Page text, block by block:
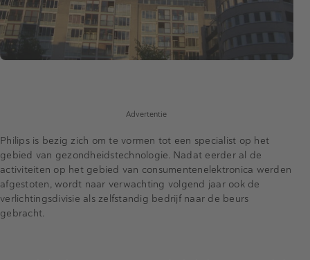
Advertentie
Philips is bezig zich om te vormen tot een specialist op het
gebied van gezondheidstechnologie. Nadat eerder al de
activiteiten op het gebied van consumentenelektronica werden
afgestoten, wordt naar verwachting volgend jaar ook de
verlichtingsdivisie als zelfstandig bedrijf naar de beurs
gebracht.